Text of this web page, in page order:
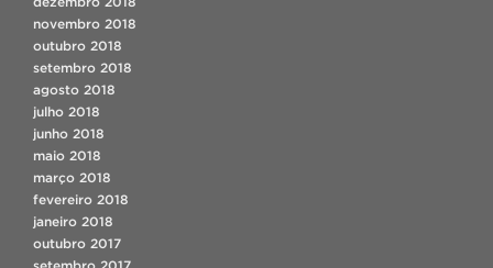
novembro 2018
outubro 2018
setembro 2018
agosto 2018
julho 2018
junho 2018
maio 2018
março 2018
fevereiro 2018
janeiro 2018
outubro 2017
setembro 2017